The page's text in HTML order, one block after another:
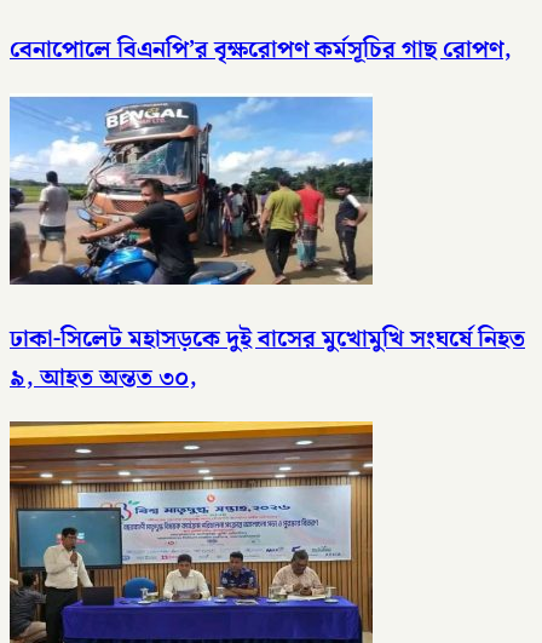
বেনাপোলে বিএনপি’র বৃক্ষরোপণ কর্মসূচির গাছ রোপণ,
ঢাকা-সিলেট মহাসড়কে দুই বাসের মুখোমুখি সংঘর্ষে নিহত
৯, আহত অন্তত ৩০,